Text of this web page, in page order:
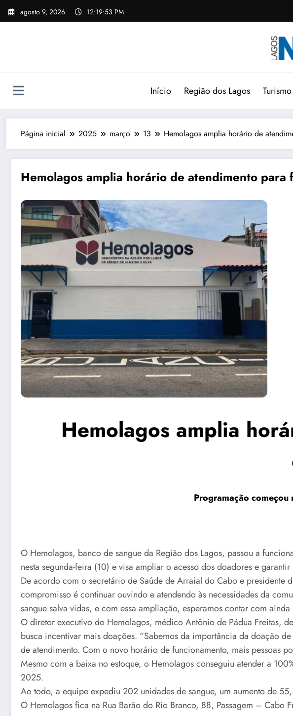
agosto 9, 2026 12:19:54 PM
Início Região dos Lagos Turismo
Página inicial 2025 março 13 Hemolagos amplia horário de
Hemolagos amplia horário de atendimento para
Hemolagos amplia
Programação começou
O Hemolagos, banco de sangue da Região dos Lagos, passou a
nesta segunda-feira (10) e visa ampliar o acesso dos doadores e
De acordo com o secretário de Saúde de Arraial do Cabo e
compromisso é continuar ouvindo e atendendo às necessidades da
sangue salva vidas, e com essa ampliação, esperamos contar com
O diretor executivo do Hemolagos, médico Antônio de Pádua Freitas,
busca incentivar mais doações. “Sabemos da importância da doação
de atendimento. Com o novo horário de funcionamento, mais pessoas
Mesmo com a baixa no estoque, o Hemolagos conseguiu atender a
2025.
Ao todo, a equipe expediu 202 unidades de sangue, um aumento de
O Hemolagos fica na Rua Barão do Rio Branco, 88, Passagem – Cabo